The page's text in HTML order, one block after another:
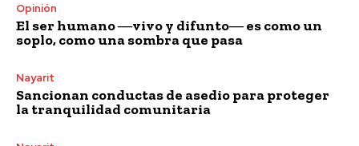
Opinión
El ser humano ―vivo y difunto― es como un
soplo, como una sombra que pasa
Nayarit
Sancionan conductas de asedio para proteger
la tranquilidad comunitaria